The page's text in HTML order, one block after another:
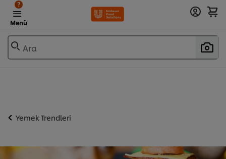
Menü
?
Ara
Yemek Trendleri